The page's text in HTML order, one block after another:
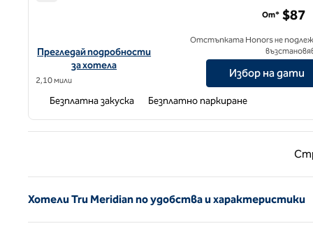
Вижте подробности за хотела за Tru by Hilton Meridian
Прегледай подробности
за хотела
2,10 мили
От* $87
Отстъпката Honors не
Избор на дати
Безплатна закуска Безплатно паркиране
Хотели Tru Meridian по удобства и характеристики